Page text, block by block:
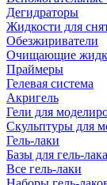
Дегидраторы
Жидкости для
Обезжириватели
Очищающие
Праймеры
Гелевая система
Акригель
Гели для
Скульптуры для
Гель-лаки
Базы для гель-лака
Все гель-лаки